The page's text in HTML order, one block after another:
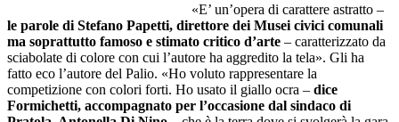
«E’ un’opera di carattere astratto –
le parole di Stefano Papetti, direttore dei Musei civici comunali
ma soprattutto famoso e stimato critico d’arte – caratterizzato da
sciabolate di colore con cui l’autore ha aggredito la tela». Gli ha
fatto eco l’autore del Palio. «Ho voluto rappresentare la
competizione con colori forti. Ho usato il giallo ocra – dice
Formichetti, accompagnato per l’occasione dal sindaco di